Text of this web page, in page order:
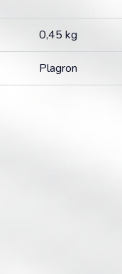
0,45 kg
Plagron